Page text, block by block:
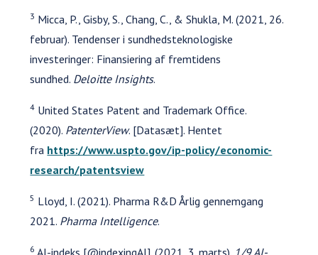
3 Micca, P., Gisby, S., Chang, C., & Shukla, M. (2021, 26.
februar). Tendenser i sundhedsteknologiske
investeringer: Finansiering af fremtidens
sundhed. Deloitte Insights.
4 United States Patent and Trademark Office.
(2020). PatenterView. [Datasæt]. Hentet
fra https://www.uspto.gov/ip-policy/economic-
research/patentsview
5 Lloyd, I. (2021). Pharma R&D Årlig gennemgang
2021. Pharma Intelligence.
6 AI-indeks [@indexingAI]. (2021, 3. marts). 1/9 AI-